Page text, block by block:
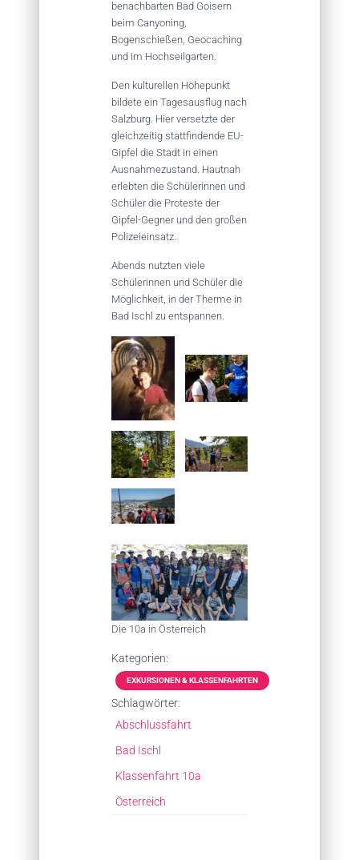
benachbarten Bad Goisern
beim Canyoning,
Bogenschießen, Geocaching
und im Hochseilgarten.
Den kulturellen Höhepunkt
bildete ein Tagesausflug nach
Salzburg. Hier versetzte der
gleichzeitig stattfindende EU-
Gipfel die Stadt in einen
Ausnahmezustand. Hautnah
erlebten die Schülerinnen und
Schüler die Proteste der
Gipfel-Gegner und den großen
Polizeieinsatz.
Abends nutzten viele
Schülerinnen und Schüler die
Möglichkeit, in der Therme in
Bad Ischl zu entspannen.
Die 10a in Österreich
Kategorien:
EXKURSIONEN & KLASSENFAHRTEN
Schlagwörter:
Abschlussfahrt
Bad Ischl
Klassenfahrt 10a
Österreich